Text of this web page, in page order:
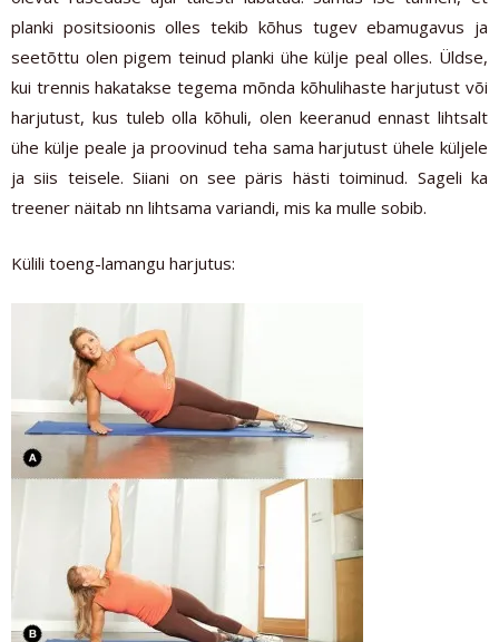
planki positsioonis olles tekib kõhus tugev ebamugavus ja
seetõttu olen pigem teinud planki ühe külje peal olles. Üldse,
kui trennis hakatakse tegema mõnda kõhulihaste harjutust või
harjutust, kus tuleb olla kõhuli, olen keeranud ennast lihtsalt
ühe külje peale ja proovinud teha sama harjutust ühele küljele
ja siis teisele. Siiani on see päris hästi toiminud. Sageli ka
treener näitab nn lihtsama variandi, mis ka mulle sobib.
Külili toeng-lamangu harjutus: